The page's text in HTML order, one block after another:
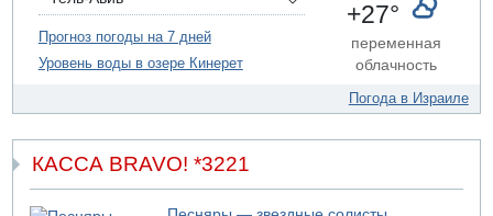
Подозреваемый в домогательствах в хостеле - Гильбоа
Дахан
07.08.2026 17:55
коррупционных отношениях с Йоавом Элиаси
для уклонистов-харедим
Прогноз погоды на 7 дней
Уровень воды в озере Кинерет
+27°
переменная
облачность
Погода в Израиле
КАССА BRAVO! *3221